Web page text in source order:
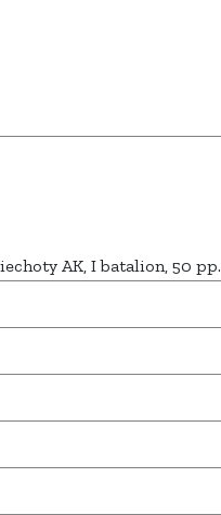
AK, I batalion, 50 pp.